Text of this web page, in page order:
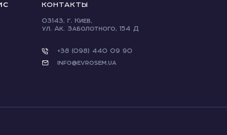
КОНТАКТЫ
03143, г. Киев,
ул. Ак. Заболотного, 154 Д
+38 (098) 440 09 90
info@evrosem.ua